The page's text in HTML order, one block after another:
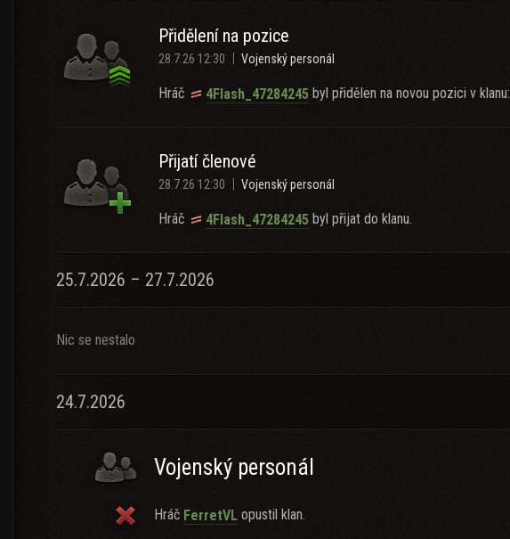
Přidělení na pozice
28.7.26 12:30 Vojenský personál
Hráč 4Flash_47284245 byl přidělen na novou pozici v klanu:
Přijatí členové
28.7.26 12:30 Vojenský personál
Hráč 4Flash_47284245 byl přijat do klanu.
25.7.2026 – 27.7.2026
Nic se nestalo
24.7.2026
Vojenský personál
Hráč FerretVL opustil klan.